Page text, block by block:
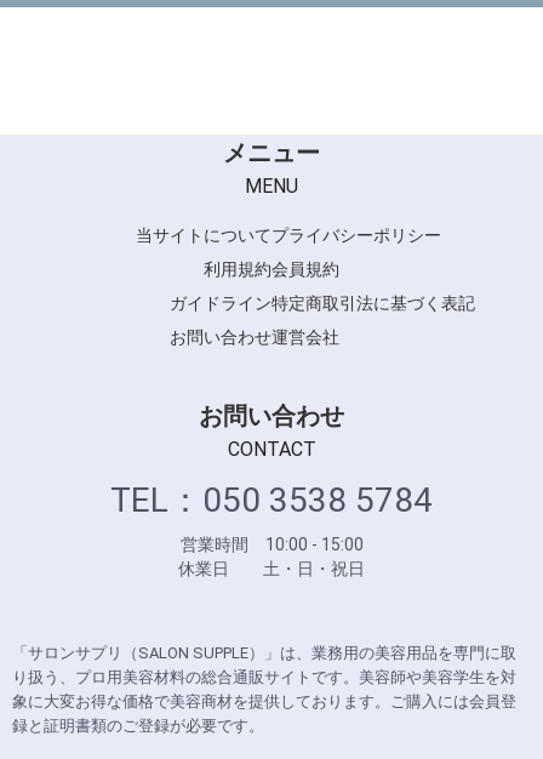
メニュー
MENU
当サイトについてプライバシーポリシー
利用規約会員規約
ガイドライン特定商取引法に基づく表記
お問い合わせ運営会社
お問い合わせ
CONTACT
TEL：050 3538 5784
営業時間 10:00 - 15:00
休業日 土・日・祝日
「サロンサプリ（SALON SUPPLE）」は、業務用の美容用品を専門に取
り扱う、プロ用美容材料の総合通販サイトです。美容師や美容学生を対
象に大変お得な価格で美容商材を提供しております。ご購入には会員登
録と証明書類のご登録が必要です。